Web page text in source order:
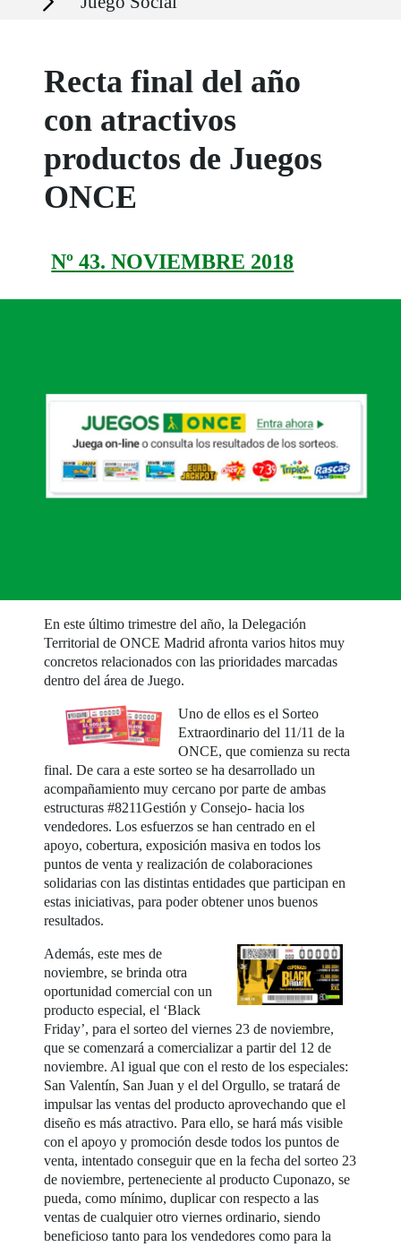
Recta final del año
con atractivos
productos de Juegos
ONCE
Nº 43. NOVIEMBRE 2018
En este último trimestre del año, la Delegación
Territorial de ONCE Madrid afronta varios hitos muy
concretos relacionados con las prioridades marcadas
dentro del área de Juego.
Uno de ellos es el Sorteo
Extraordinario del 11/11 de la
ONCE, que comienza su recta
final. De cara a este sorteo se ha desarrollado un
acompañamiento muy cercano por parte de ambas
estructuras #8211Gestión y Consejo- hacia los
vendedores. Los esfuerzos se han centrado en el
apoyo, cobertura, exposición masiva en todos los
puntos de venta y realización de colaboraciones
solidarias con las distintas entidades que participan en
estas iniciativas, para poder obtener unos buenos
resultados.
Además, este mes de
noviembre, se brinda otra
oportunidad comercial con un
producto especial, el ‘Black
Friday’, para el sorteo del viernes 23 de noviembre,
que se comenzará a comercializar a partir del 12 de
noviembre. Al igual que con el resto de los especiales:
San Valentín, San Juan y el del Orgullo, se tratará de
impulsar las ventas del producto aprovechando que el
diseño es más atractivo. Para ello, se hará más visible
con el apoyo y promoción desde todos los puntos de
venta, intentado conseguir que en la fecha del sorteo 23
de noviembre, perteneciente al producto Cuponazo, se
pueda, como mínimo, duplicar con respecto a las
ventas de cualquier otro viernes ordinario, siendo
beneficioso tanto para los vendedores como para la